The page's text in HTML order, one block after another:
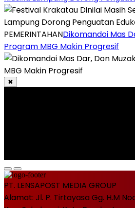
PEMERINTAHANDikomandoi Mas
Program MBG Makin Progresif
✖
PT. LENSAPOST MEDIA GROUP
Alamat: Jl. P. Tirtayasa Gg. H.M